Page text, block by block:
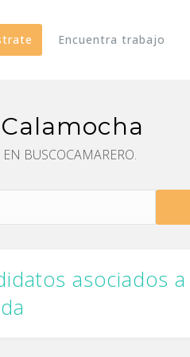
Encuentra trabajo
BUSCOCAMARERO.
asociados a